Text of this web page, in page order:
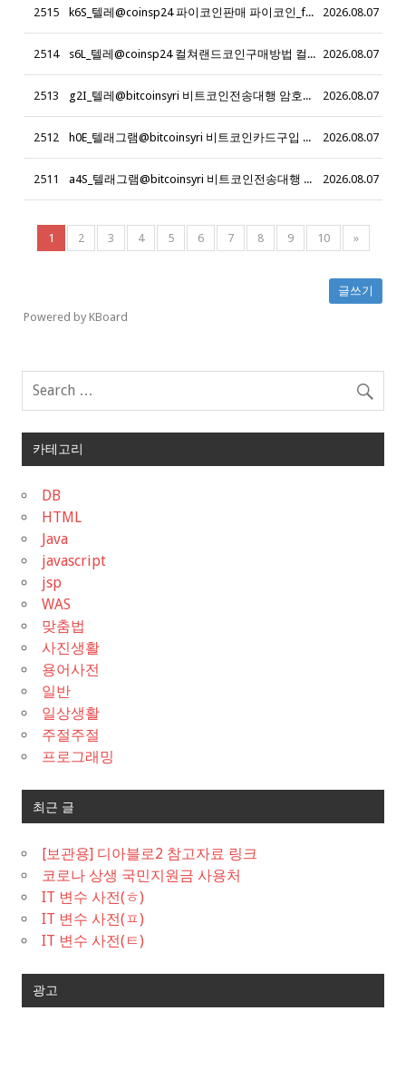
2515 k6S_텔레@coinsp24 파이코인판매 파이코인_f5D 2026.08.07
2514 s6L_텔레@coinsp24 컬쳐랜드코인구매방법 컬쳐랜드테더구매_v3N 2026.08.07
2513 g2I_텔레@bitcoinsyri 비트코인전송대행 암호화폐전송대행_h3N 2026.08.07
2512 h0E_텔래그램@bitcoinsyri 비트코인카드구입 테더코인이체구입_z5Z 2026.08.07
2511 a4S_텔래그램@bitcoinsyri 비트코인전송대행 이더리움클레식사는곳_b8B 2026.08.07
1 2 3 4 5 6 7 8 9 10 »
글쓰기
Powered by KBoard
카테고리
DB
HTML
Java
javascript
jsp
WAS
맞춤법
사진생활
용어사전
일반
일상생활
주절주절
프로그래밍
최근 글
[보관용] 디아블로2 참고자료 링크
코로나 상생 국민지원금 사용처
IT 변수 사전(ㅎ)
IT 변수 사전(ㅍ)
IT 변수 사전(ㅌ)
광고